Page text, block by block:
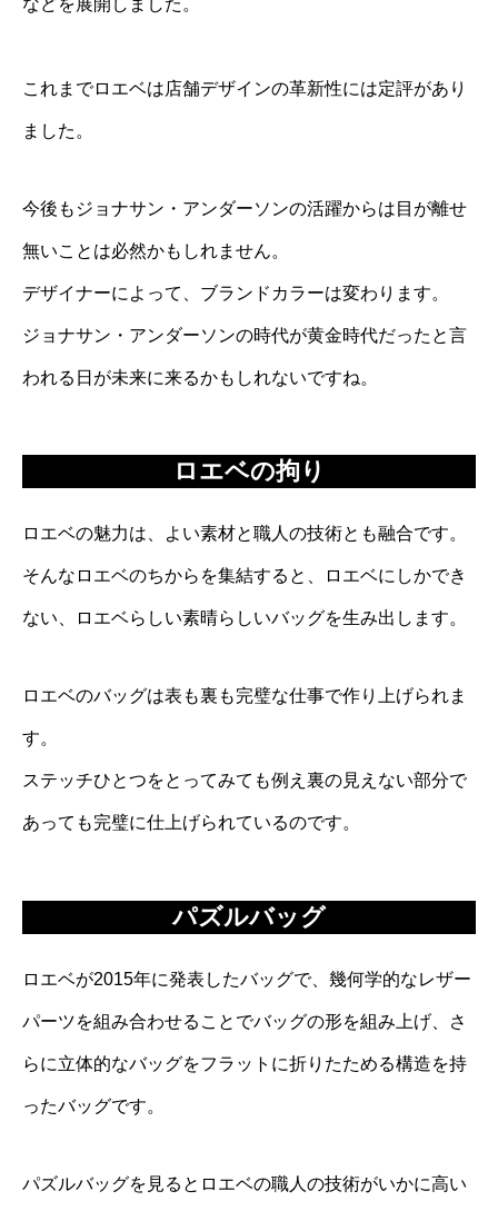
これまでロエベは店舗デザインの革新性には定評があり
ました。
今後もジョナサン・アンダーソンの活躍からは目が離せ
無いことは必然かもしれません。
デザイナーによって、ブランドカラーは変わります。
ジョナサン・アンダーソンの時代が黄金時代だったと言
われる日が未来に来るかもしれないですね。
ロエベの拘り
ロエベの魅力は、よい素材と職人の技術とも融合です。
そんなロエベのちからを集結すると、ロエベにしかでき
ない、ロエベらしい素晴らしいバッグを生み出します。
ロエベのバッグは表も裏も完璧な仕事で作り上げられま
す。
ステッチひとつをとってみても例え裏の見えない部分で
あっても完璧に仕上げられているのです。
パズルバッグ
ロエベが2015年に発表したバッグで、幾何学的なレザー
パーツを組み合わせることでバッグの形を組み上げ、さ
らに立体的なバッグをフラットに折りたためる構造を持
ったバッグです。
パズルバッグを見るとロエベの職人の技術がいかに高い